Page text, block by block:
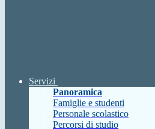
Servizi
Panoramica
Famiglie e studenti
Personale scolastico
Percorsi di studio